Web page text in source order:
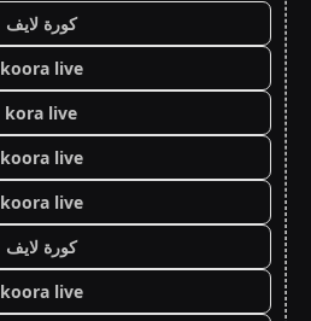
كورة لايف
koora live
kora live
koora live
koora live
كورة لايف
koora live